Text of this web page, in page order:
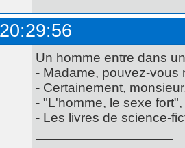
Un homme entre dans
- Madame, pouvez-vous
- Certainement,
- "L'homme, le sexe
- Les livres de science-